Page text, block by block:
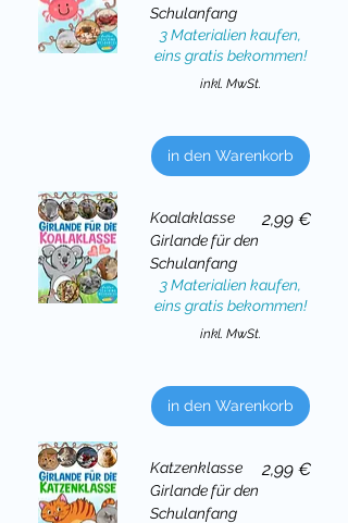
Schulanfang
3 Materialien kaufen,
eins gratis bekommen!
inkl. MwSt.
in den Warenkorb
Koalaklasse
Girlande für den
Schulanfang
Preis
2,99 €
3 Materialien kaufen,
eins gratis bekommen!
inkl. MwSt.
in den Warenkorb
Katzenklasse
Girlande für den
Schulanfang
Preis
2,99 €